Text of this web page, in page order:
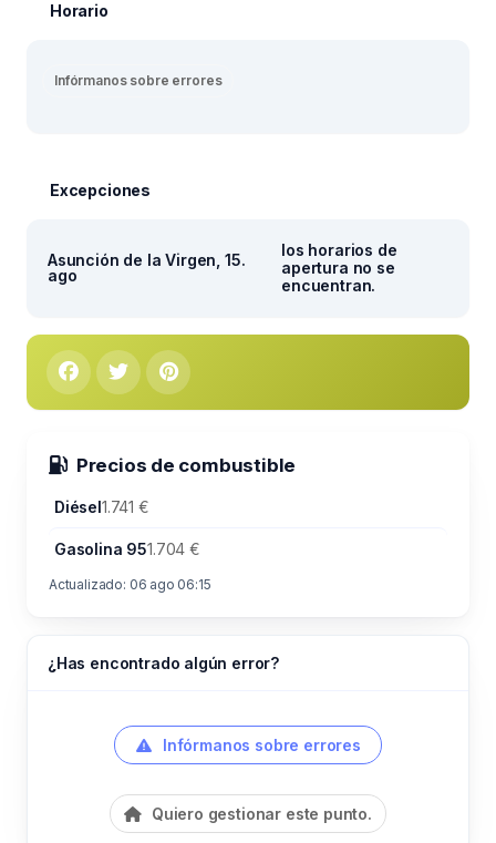
Horario
Infórmanos sobre errores
Excepciones
Asunción de la Virgen, 15.
ago
los horarios de
apertura no se
encuentran.
Precios de combustible
Diésel1.741 €
Gasolina 951.704 €
Actualizado: 06 ago 06:15
¿Has encontrado algún error?
Infórmanos sobre errores
Quiero gestionar este punto.